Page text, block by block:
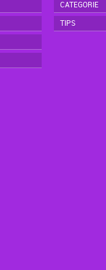
CATEGORIE
TIPS